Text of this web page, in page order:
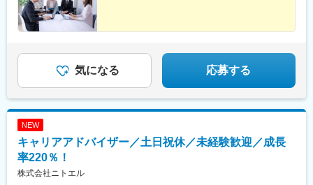
気になる 応募する
NEW
キャリアアドバイザー／土日祝休／未経験歓迎／成長
率220％！
株式会社ニトエル